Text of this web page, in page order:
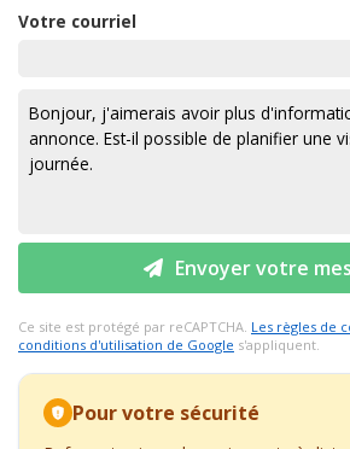
Votre courriel
Envoyer votre
Ce site est protégé par reCAPTCHA. Les règles de
conditions d'utilisation de Google s'appliquent.
Pour votre sécurité